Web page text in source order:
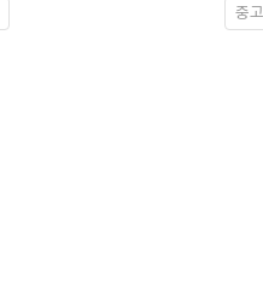
중